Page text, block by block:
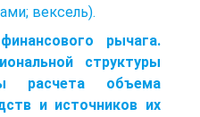
вексель).
рычага.
структуры
расчета объема
и источников их